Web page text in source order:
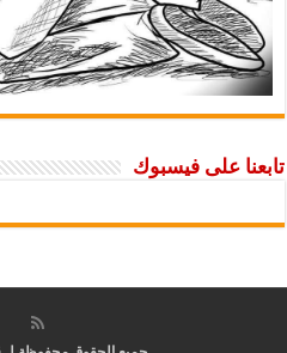
تابعنا على فيسبوك